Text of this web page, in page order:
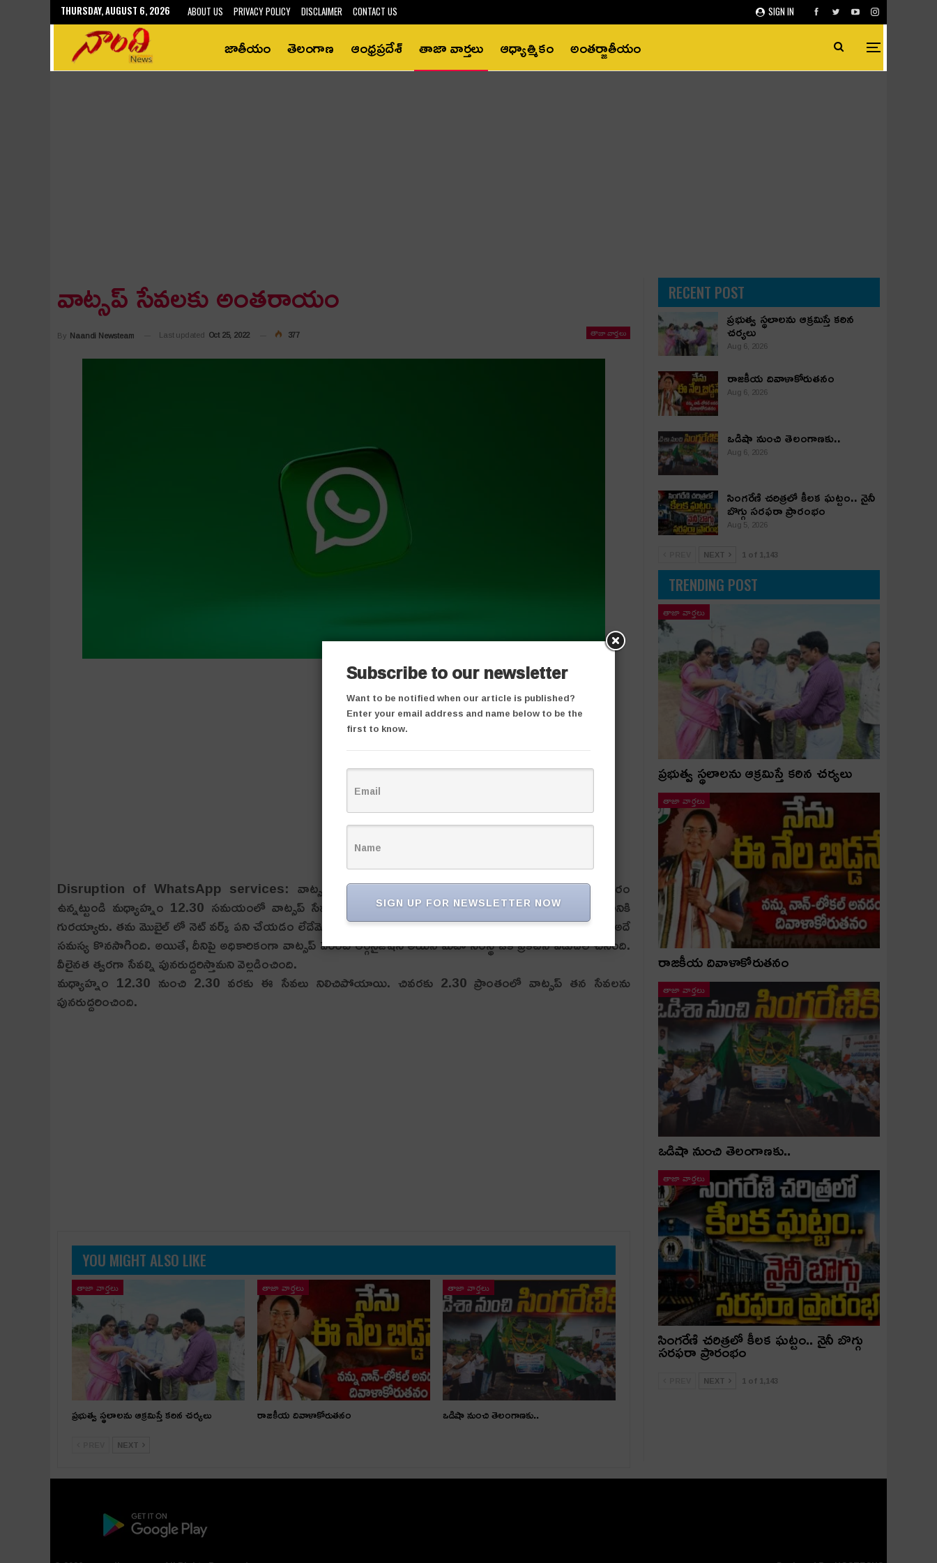
SIGN IN
THURSDAY, AUGUST 6, 2026 ABOUT US PRIVACY POLICY DISCLAIMER CONTACT US
జాతీయం తెలంగాణ ఆంధ్రప్రదేశ్‌ తాజా వార్తలు ఆధ్యాత్మికం అంతర్జాతీయం
వాట్సప్ సేవలకు అంతరాయం
తాజా వార్తలు
By Naandi Newsteam Last updated Oct 25, 2022 377
Disruption of WhatsApp services: వాట్సప్ సేవలకు దేశవ్యాప్తంగా అంతరాయం ఏర్పడింది. మంగళవారం
ఉన్నట్టుండి మధ్యాహ్నం 12.30 సమయంలో వాట్సప్ సేవలు నిలిచిపోయాయి. దీంతో యూజర్లు ఒక్కసారిగా గందరగోళానికి
గురయ్యారు. తమ మొబైల్ లో నెట్ వర్క్ పని చేయడం లేదేమోనని సందేహంతో ఫోన్లను స్విచ్చాఫ్ లేదా రీస్టార్ట్ చేశారు. అయినా అదే
సమస్య కొనసాగింది. అయితే, దీనిపై అధికారికంగా వాట్సప్ పేరెంట్ ఆర్గనైజేషన్ అయిన మెటా సంస్థ ఒక ప్రకటన విడుదల చేసింది.
వీలైనత త్వరగా సేవల్ని పునరుద్దరిస్తామని వెల్లడించింది.
మ‌ధ్యాహ్నం 12.30 నుంచి 2.30 వ‌ర‌కు ఈ సేవ‌లు నిలిచిపోయాయి. చివ‌ర‌కు 2.30 ప్రాంతంలో వాట్స‌ప్ త‌న సేవ‌ల‌ను
పున‌రుద్ద‌రించింది.
YOU MIGHT ALSO LIKE
తాజా వార్తలు
ప్రభుత్వ స్థలాలను ఆక్రమిస్తే కఠిన చర్యలు
తాజా వార్తలు
రాజకీయ దివాళాకోరుతనం
తాజా వార్తలు
ఒడిషా నుంచి తెలంగాణ‌కు..
NEXT
RECENT POST
ప్రభుత్వ స్థలాలను ఆక్రమిస్తే కఠిన
చర్యలు
Aug 6, 2026
రాజకీయ దివాళాకోరుతనం
Aug 6, 2026
ఒడిషా నుంచి తెలంగాణ‌కు..
Aug 6, 2026
సింగరేణి చరిత్రలో కీలక ఘట్టం.. నైనీ
బొగ్గు సరఫరా ప్రారంభం
Aug 5, 2026
NEXT 1 of 1,143
TRENDING POST
తాజా వార్తలు
ప్రభుత్వ స్థలాలను ఆక్రమిస్తే కఠిన చర్యలు
తాజా వార్తలు
రాజకీయ దివాళాకోరుతనం
తాజా వార్తలు
ఒడిషా నుంచి తెలంగాణ‌కు..
తాజా వార్తలు
సింగరేణి చరిత్రలో కీలక ఘట్టం.. నైనీ బొగ్గు
సరఫరా ప్రారంభం
NEXT 1 of 1,143
Subscribe to our newsletter
Want to be notified when our article is published?
Enter your email address and name below to be the
first to know.
SIGN UP FOR NEWSLETTER NOW